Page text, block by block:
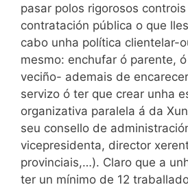
pasar polos rigorosos
contratación pública o que
cabo unha política clientelar-
mesmo: enchufar ó parente,
veciño- ademais de
servizo ó ter que crear unha
organizativa paralela á da
seu consello de
vicepresidenta, director
provinciais,…). Claro que a
ter un mínimo de 12